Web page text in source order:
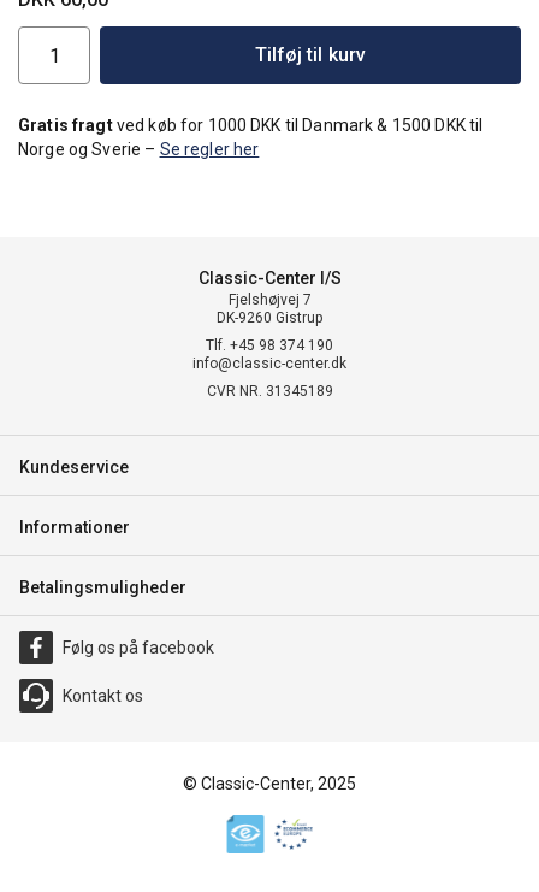
Tilføj til kurv
Gratis fragtved køb for 1000 DKK til Danmark & 1500 DKK til
Norge og Sverie – Se regler her
Classic-Center I/S
Fjelshøjvej 7
DK-9260 Gistrup
Tlf. +45 98 374 190
info@classic-center.dk
CVR NR. 31345189
Kundeservice
Informationer
Betalingsmuligheder
Følg os på facebook
Kontakt os
© Classic-Center, 2025